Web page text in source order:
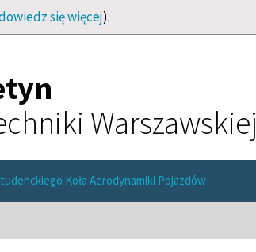
się więcej).
Warszawskiej
Koła Aerodynamiki Pojazdów